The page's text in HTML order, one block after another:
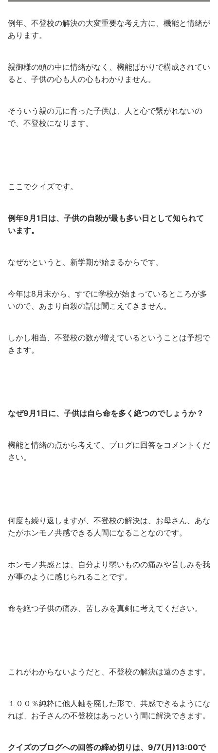
例年、不登校の解決の大変重要な考え方に、機能と情緒が
あります。
親御様の頭の中に情緒がなく、機能ばかりで構成されてい
ると、子供の心も人の心もわかりません。
そういう親の元に育った子供は、人と心で繋がれないの
で、不登校になります。
ここでクイズです。
例年9月1日は、子供の自殺が最も多い日として知られて
います。
なぜかというと、新学期が始まるからです。
今年は8月末から、すでに学校が始まっているところが多
いので、あまり自殺の話は聞こえてきません。
しかし相当、不登校の数が増えているということは予想で
きます。
なぜ9月1日に、子供は自ら命を多く絶つのでしょうか？
機能と情緒の点から考えて、ブログに回答をコメントくだ
さい。
何度も繰り返しますが、不登校の解決は、お母さん、あな
たがホンモノ共感できる人間になることなのです。
ホンモノ共感とは、自分より弱いものの痛みや苦しみを我
が事のように感じられることです。
命を絶つ子供の痛み、苦しみを真剣に考えてください。
これがわからないようだと、不登校の解決は遠のきます。
１００％純粋に他人軸を廃した形で、共感できるようにな
れば、お子さんの不登校はあっという間に解決できます。
クイズのブログへの回答の締め切りは、9/7(月)13:00で